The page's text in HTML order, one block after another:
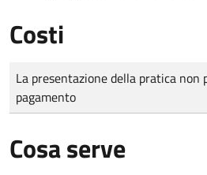
Costi
Tipo di pagamento
Importo
La presentazione della pratica non
pagamento
Cosa serve